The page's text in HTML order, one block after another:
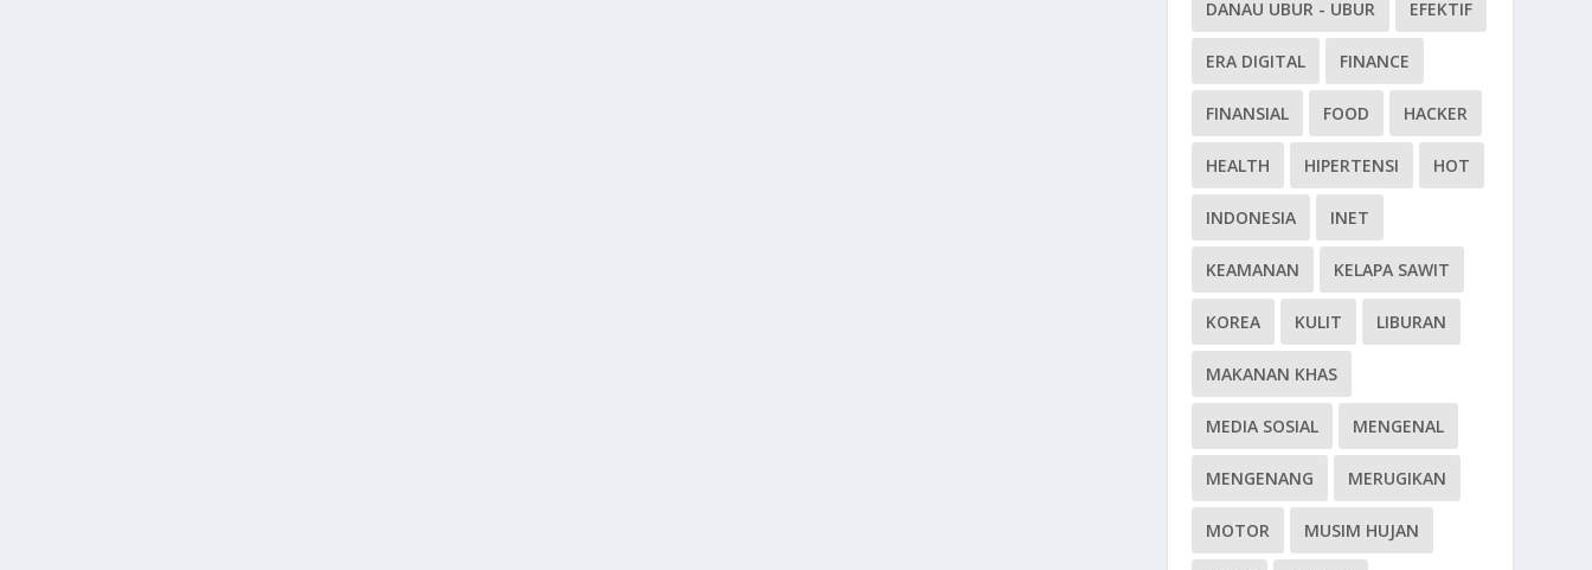
DANAU UBUR - UBUR EFEKTIF
ERA DIGITAL FINANCE
FINANSIAL FOOD HACKER
HEALTH HIPERTENSI HOT
INDONESIA INET
KEAMANAN KELAPA SAWIT
KOREA KULIT LIBURAN
MAKANAN KHAS
MEDIA SOSIAL MENGENAL
MENGENANG MERUGIKAN
MOTOR MUSIM HUJAN